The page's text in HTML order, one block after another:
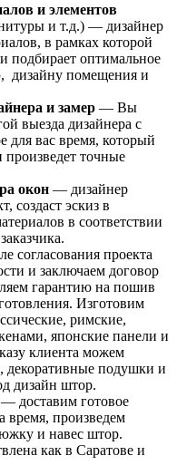
и элементов
и т.д.) — дизайнер
в рамках которой
подбирает оптимальное
дизайну помещения и
и замер — Вы
выезда дизайнера с
для вас время, который
произведет точные
окон — дизайнер
создаст эскиз в
в соответствии
согласования проекта
и заключаем договор
гарантию на пошив
Изготовим
римские,
японские панели и
клиента можем
декоративные подушки и
дизайн штор.
— доставим готовое
время, произведем
и навес штор.
как в Саратове и